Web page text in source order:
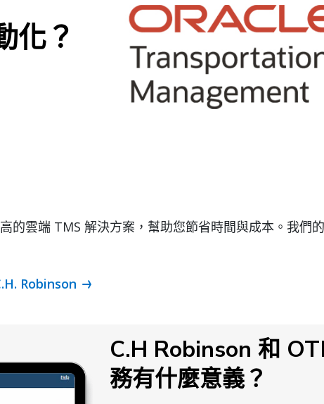
化？
的雲端 TMS 解決方案，幫助您節省時間與成本。我們
Robinson
C.H Robinson 和
務有什麼意義？